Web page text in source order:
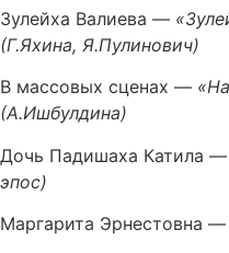
Зулейха Валиева —
(Г.Яхина, Я.Пулинович)
В массовых сценах —
(А.Ишбулдина)
Дочь Падишаха Катила —
эпос)
Маргарита Эрнестовна —